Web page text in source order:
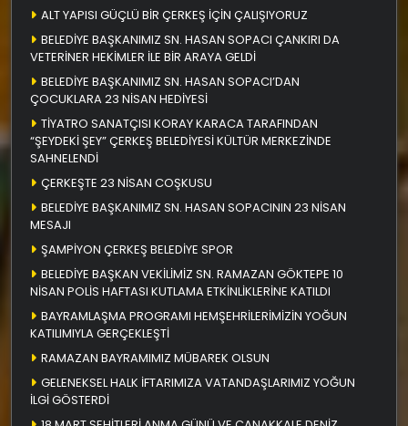
ALT YAPISI GÜÇLÜ BİR ÇERKEŞ İÇİN ÇALIŞIYORUZ
BELEDİYE BAŞKANIMIZ SN. HASAN SOPACI ÇANKIRI DA
VETERİNER HEKİMLER İLE BİR ARAYA GELDİ
BELEDİYE BAŞKANIMIZ SN. HASAN SOPACI’DAN
ÇOCUKLARA 23 NİSAN HEDİYESİ
TİYATRO SANATÇISI KORAY KARACA TARAFINDAN
“ŞEYDEKİ ŞEY” ÇERKEŞ BELEDİYESİ KÜLTÜR MERKEZİNDE
SAHNELENDİ
ÇERKEŞTE 23 NİSAN COŞKUSU
BELEDİYE BAŞKANIMIZ SN. HASAN SOPACININ 23 NİSAN
MESAJI
ŞAMPİYON ÇERKEŞ BELEDİYE SPOR
BELEDİYE BAŞKAN VEKİLİMİZ SN. RAMAZAN GÖKTEPE 10
NİSAN POLİS HAFTASI KUTLAMA ETKİNLİKLERİNE KATILDI
BAYRAMLAŞMA PROGRAMI HEMŞEHRİLERİMİZİN YOĞUN
KATILIMIYLA GERÇEKLEŞTİ
RAMAZAN BAYRAMIMIZ MÜBAREK OLSUN
GELENEKSEL HALK İFTARIMIZA VATANDAŞLARIMIZ YOĞUN
İLGİ GÖSTERDİ